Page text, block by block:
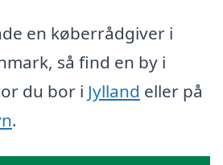
en køberrådgiver i
så find en by i
du bor i Jylland eller på
.